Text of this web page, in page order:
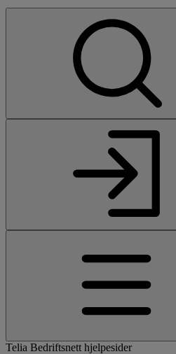
Telia Bedriftsnett hjelpesider